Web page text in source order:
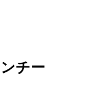
チー